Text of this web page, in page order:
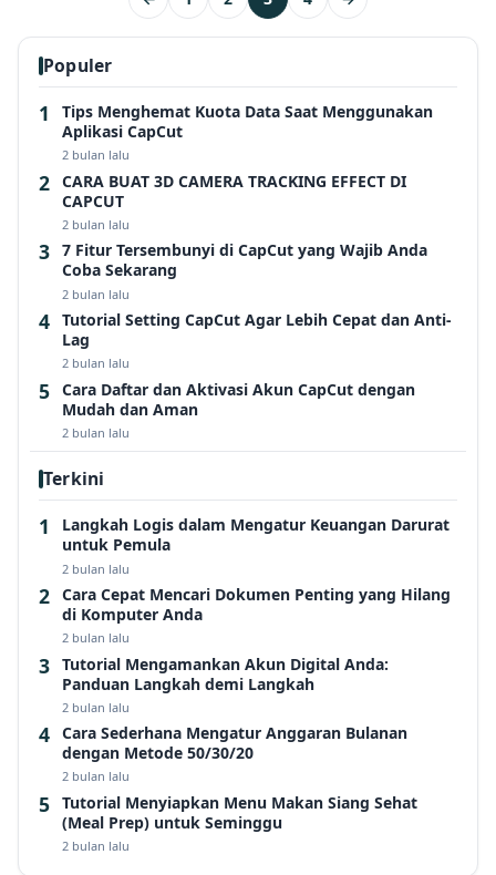
Populer
Tips Menghemat Kuota Data Saat Menggunakan
Aplikasi CapCut
2 bulan lalu
CARA BUAT 3D CAMERA TRACKING EFFECT DI
CAPCUT
2 bulan lalu
7 Fitur Tersembunyi di CapCut yang Wajib Anda
Coba Sekarang
2 bulan lalu
Tutorial Setting CapCut Agar Lebih Cepat dan Anti-
Lag
2 bulan lalu
Cara Daftar dan Aktivasi Akun CapCut dengan
Mudah dan Aman
2 bulan lalu
Terkini
Langkah Logis dalam Mengatur Keuangan Darurat
untuk Pemula
2 bulan lalu
Cara Cepat Mencari Dokumen Penting yang Hilang
di Komputer Anda
2 bulan lalu
Tutorial Mengamankan Akun Digital Anda:
Panduan Langkah demi Langkah
2 bulan lalu
Cara Sederhana Mengatur Anggaran Bulanan
dengan Metode 50/30/20
2 bulan lalu
Tutorial Menyiapkan Menu Makan Siang Sehat
(Meal Prep) untuk Seminggu
2 bulan lalu